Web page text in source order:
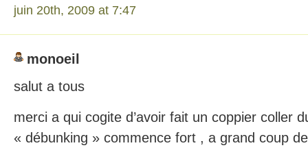
juin 20th, 2009 at 7:47
monoeil
salut a tous
merci a qui cogite d’avoir fait un coppier coller
« débunking » commence fort , a grand coup